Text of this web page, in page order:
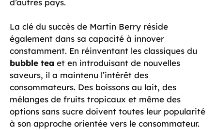
d’autres pays.
La clé du succès de Martin Berry réside
également dans sa capacité à innover
constamment. En réinventant les classiques du
bubble tea et en introduisant de nouvelles
saveurs, il a maintenu l’intérêt des
consommateurs. Des boissons au lait, des
mélanges de fruits tropicaux et même des
options sans sucre doivent toutes leur popularité
à son approche orientée vers le consommateur.